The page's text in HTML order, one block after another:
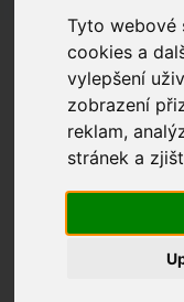
Tyto webové
cookies a
vylepšení
zobrazení
reklam,
stránek a
Martina Domanská